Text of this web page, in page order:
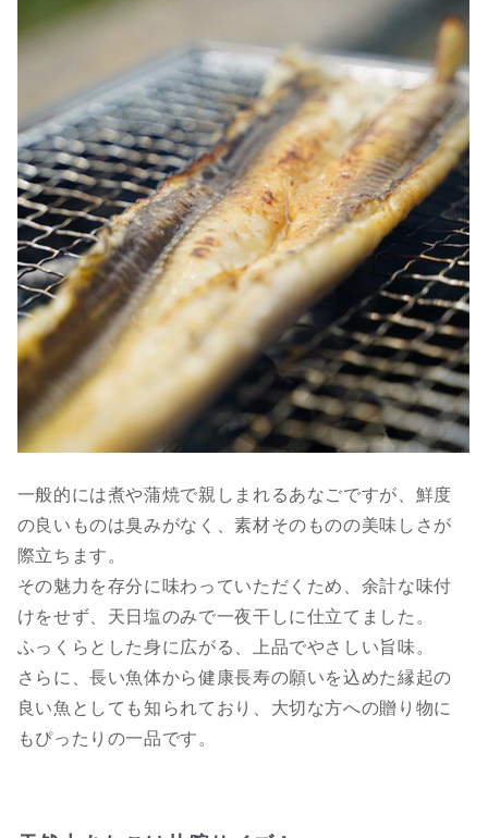
一般的には煮や蒲焼で親しまれるあなごですが、鮮度
の良いものは臭みがなく、素材そのものの美味しさが
際立ちます。
その魅力を存分に味わっていただくため、余計な味付
けをせず、天日塩のみで一夜干しに仕立てました。
ふっくらとした身に広がる、上品でやさしい旨味。
さらに、長い魚体から健康長寿の願いを込めた縁起の
良い魚としても知られており、大切な方への贈り物に
もぴったりの一品です。